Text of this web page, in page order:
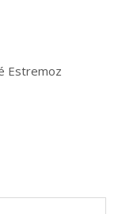
Estremoz